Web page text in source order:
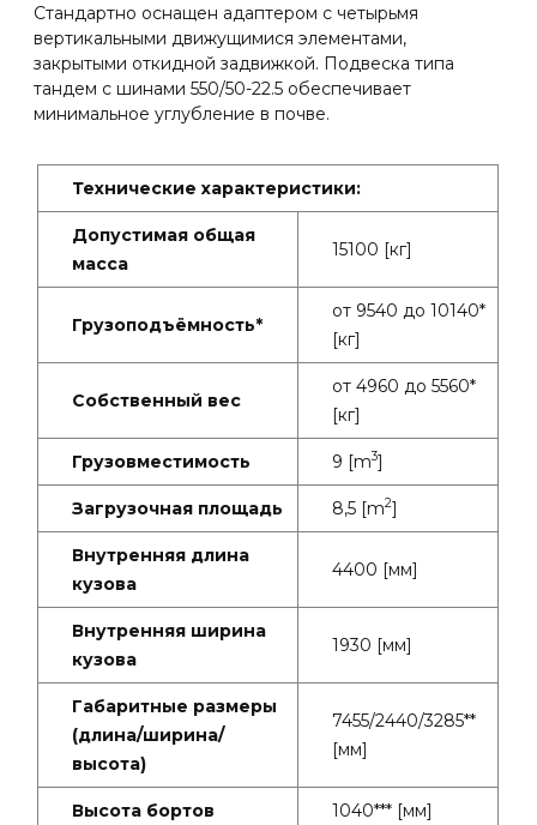
Стандартно оснащен адаптером с четырьмя
вертикальными движущимися элементами,
закрытыми откидной задвижкой. Подвеска типа
тандем с шинами 550/50-22.5 обеспечивает
минимальное углубление в почве.
Технические характеристики:
Допустимая общая
масса
15100 [кг]
Грузоподъёмность*
от 9540 до 10140*
[кг]
Собственный вес
от 4960 до 5560*
[кг]
Грузовместимость 9 [m3]
Загрузочная площадь 8,5 [m2]
Внутренняя длина
кузова
4400 [мм]
Внутренняя ширина
кузова
1930 [мм]
Габаритные размеры
(длина/ширина/
высота)
7455/2440/3285**
[мм]
Высота бортов 1040*** [мм]